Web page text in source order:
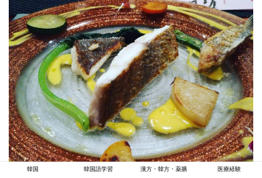
韓国 韓国語学習 漢方・韓方・薬膳 医療経験